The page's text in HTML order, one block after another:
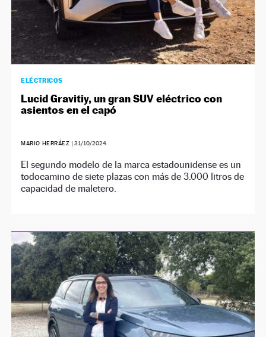
ELÉCTRICOS
Lucid Gravitiy, un gran SUV eléctrico con
asientos en el capó
MARIO HERRÁEZ |31/10/2024
El segundo modelo de la marca estadounidense es un
todocamino de siete plazas con más de 3.000 litros de
capacidad de maletero.